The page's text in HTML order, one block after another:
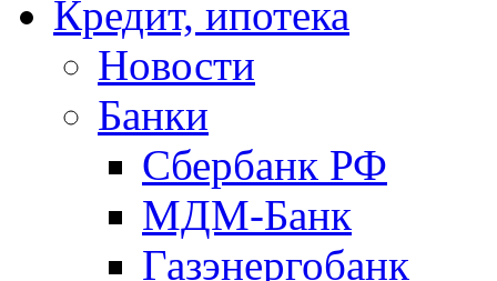
Кредит, ипотека
Новости
Банки
Сбербанк РФ
МДМ-Банк
Газэнергобанк